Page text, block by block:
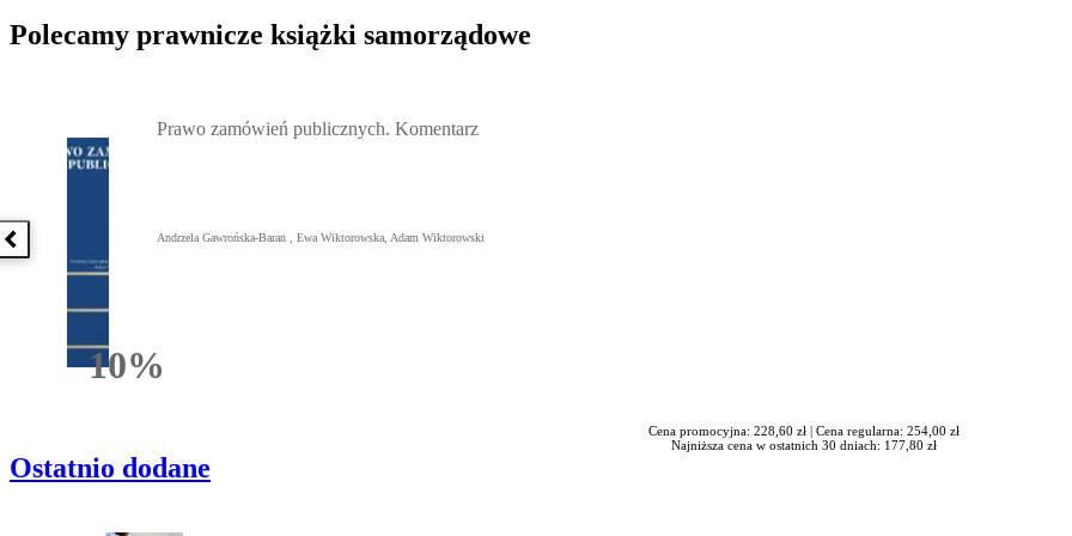
Polecamy prawnicze książki samorządowe
Poprzednia książka
10%Rabatu
Prawo zamówień publicznych. Komentarz
Andrzela Gawrońska-Baran , Ewa Wiktorowska, Adam Wiktorowski
Cena promocyjna: 228,60 zł | Cena regularna: 254,00 zł
Najniższa cena w ostatnich 30 dniach: 177,80 zł
Ostatnio dodane